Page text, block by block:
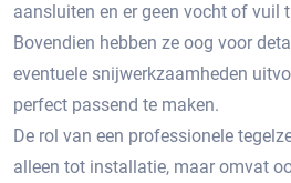
aansluiten en er geen vocht of vuil
Bovendien hebben ze oog voor
eventuele snijwerkzaamheden
perfect passend te maken.​
De rol van een professionele
alleen tot installatie, maar omvat